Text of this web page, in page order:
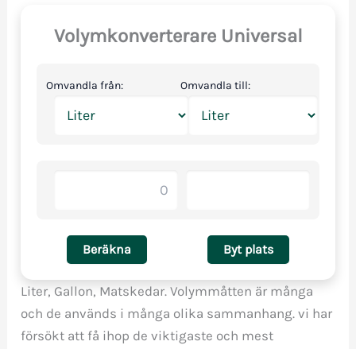
Volymkonverterare Universal
Omvandla från: Omvandla till:
Beräkna Byt plats
Liter, Gallon, Matskedar. Volymmåtten är många
och de används i många olika sammanhang. vi har
försökt att få ihop de viktigaste och mest